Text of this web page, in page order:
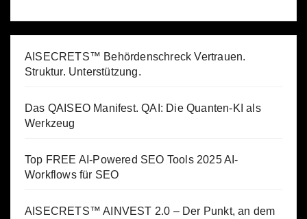
AISECRETS™ Behördenschreck Vertrauen.
Struktur. Unterstützung.
Das QAISEO Manifest. QAI: Die Quanten-KI als
Werkzeug
Top FREE AI-Powered SEO Tools 2025 AI-
Workflows für SEO
AISECRETS™ AINVEST 2.0 – Der Punkt, an dem